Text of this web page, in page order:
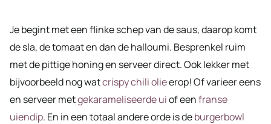
Je begint met een flinke schep van de saus, daarop komt
de sla, de tomaat en dan de halloumi. Besprenkel ruim
met de pittige honing en serveer direct. Ook lekker met
bijvoorbeeld nog watcrispy chili olieerop! Of varieer eens
en serveer metgekarameliseerde uiof eenfranse
uiendip. En in een totaal andere orde is deburgerbowl